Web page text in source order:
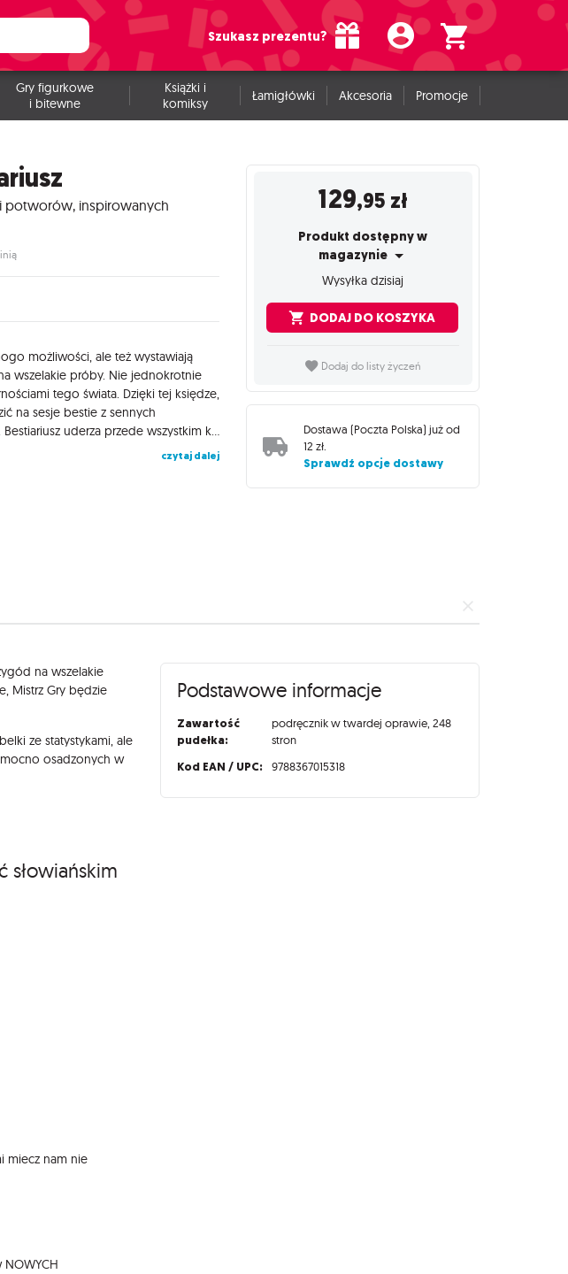
Szukasz prezentu?
Gry figurkowe
i bitewne
Książki i
komiksy
Łamigłówki Akcesoria Promocje
potworów, inspirowanych
możliwości, ale też wystawiają
wszelakie próby. Nie jednokrotnie
tego świata. Dzięki tej księdze,
na sesje bestie z sennych
czytaj dalej
129,95 zł
Produkt dostępny w
magazynie
Wysyłka dzisiaj
DODAJ DO KOSZYKA
Dodaj do listy życzeń
Dostawa (Poczta Polska) już od
12 zł.
Sprawdź opcje dostawy
na wszelakie
Mistrz Gry będzie
ze statystykami, ale
osadzonych w
słowiańskim
miecz nam nie
Podstawowe informacje
Zawartość
pudełka:
podręcznik w twardej oprawie, 248
stron
Kod EAN / UPC: 9788367015318